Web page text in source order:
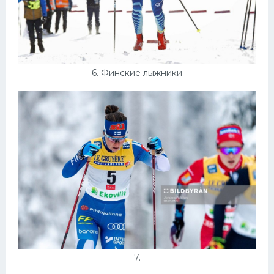
6. Финские лыжники
7.